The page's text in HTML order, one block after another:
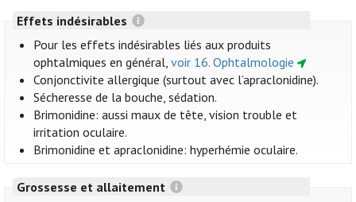
Effets indésirables
Pour les effets indésirables liés aux produits
ophtalmiques en général,voir 16. Ophtalmologie
Conjonctivite allergique (surtout avec l’apraclonidine).
Sécheresse de la bouche, sédation.
Brimonidine: aussi maux de tête, vision trouble et
irritation oculaire.
Brimonidine et apraclonidine: hyperhémie oculaire.
Grossesse et allaitement